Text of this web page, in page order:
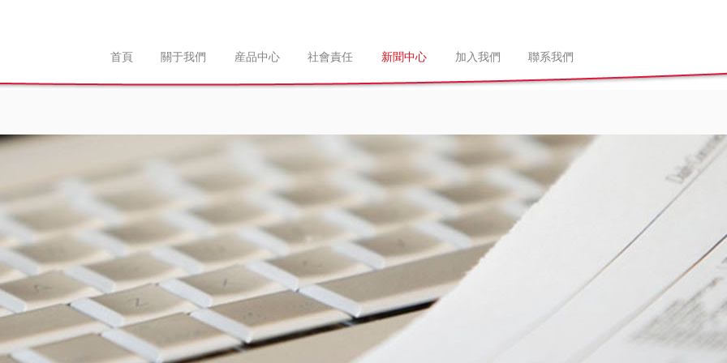
首頁 關于我們 産品中心 社會責任 新聞中心 加入我們 聯系我們